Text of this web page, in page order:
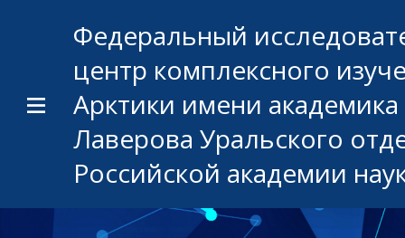
Федеральный
центр комплексного
Арктики имени
Лаверова Уральского
Российской академии